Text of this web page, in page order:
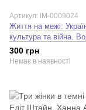
Артикул: IM-0009024
Життя на межі:
культура та війна.
Єрмоленко, Тетяна
300 грн
Немає в наявності